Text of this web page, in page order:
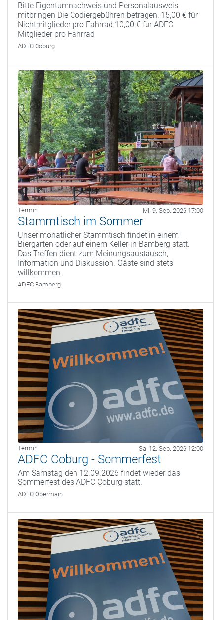
Bitte Eigentumnachweis und Personalausweis
mitbringen Die Codiergebühren betragen: 15,00 € für
Nichtmitglieder pro Fahrrad 10,00 € für ADFC
Mitglieder pro Fahrrad
ADFC Coburg
Termin Mi. 9. Sep. 2026 17:00
Stammtisch im Sommer
Unser monatlicher Stammtisch findet in einem
Biergarten oder auf einem Keller in Bamberg statt.
Das Treffen dient zum Meinungsaustausch,
Information und Diskussion. Gäste sind stets
willkommen.
ADFC Bamberg
Termin Sa. 12. Sep. 2026 12:00
ADFC Coburg - Sommerfest
Am Samstag den 12.09.2026 findet wieder das
Sommerfest des ADFC Coburg statt.
ADFC Obermain